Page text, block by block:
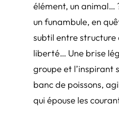
élément, un animal…
un funambule, en
subtil entre structure
liberté… Une brise
groupe et l’inspirant
banc de poissons,
qui épouse les